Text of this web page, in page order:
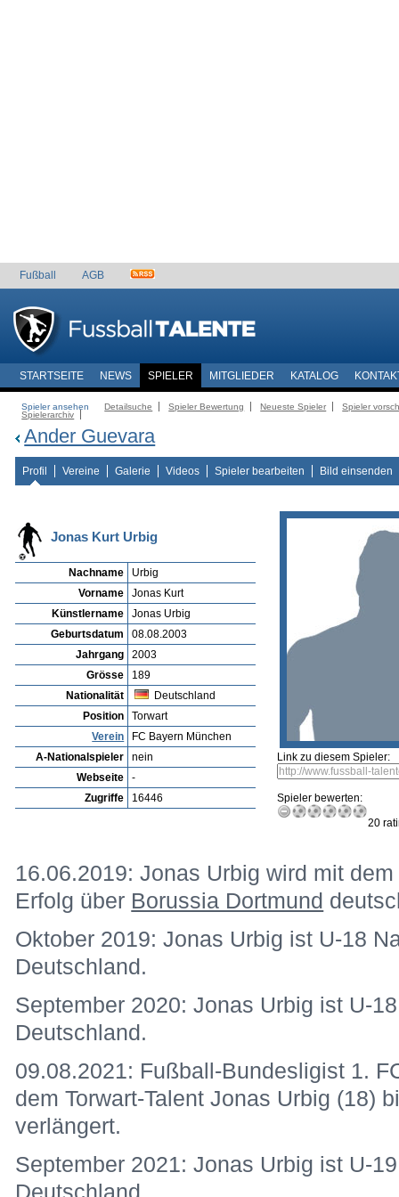
Fußball AGB
STARTSEITE NEWS SPIELER MITGLIEDER KATALOG
Spieler ansehen Detailsuche Spieler Bewertung Neueste Spieler
Spieler
Spielerarchiv
Ander Guevara
Profil Vereine Galerie Videos Spieler bearbeiten Bild einsenden
Jonas Kurt Urbig
Nachname
Urbig
Vorname
Jonas Kurt
Künstlername
Jonas Urbig
Geburtsdatum
08.08.2003
Jahrgang
2003
Grösse
189
Nationalität
Deutschland
Position
Torwart
Verein
FC Bayern München
A-Nationalspieler
nein
Webseite
-
Zugriffe
16446
Link zu diesem Spieler:
Spieler bewerten:
20
16.06.2019: Jonas Urbig wird mit
Erfolg über Borussia Dortmund
Oktober 2019: Jonas Urbig ist U-18
Deutschland.
September 2020: Jonas Urbig ist U-
Deutschland.
09.08.2021: Fußball-Bundesligist 1.
dem Torwart-Talent Jonas Urbig (18)
verlängert.
September 2021: Jonas Urbig ist U-
Deutschland.